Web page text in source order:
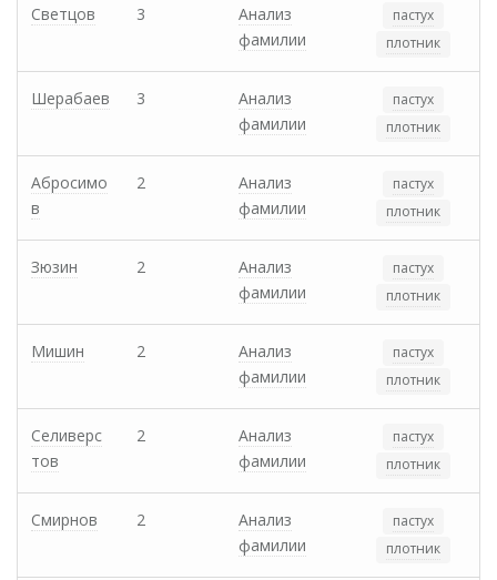
Светцов 3
Анализ
фамилии
пастух
плотник
Шерабаев 3
Анализ
фамилии
пастух
плотник
Абросимо
в
2
Анализ
фамилии
пастух
плотник
Зюзин 2
Анализ
фамилии
пастух
плотник
Мишин 2
Анализ
фамилии
пастух
плотник
Селиверс
тов
2
Анализ
фамилии
пастух
плотник
Смирнов 2
Анализ
фамилии
пастух
плотник